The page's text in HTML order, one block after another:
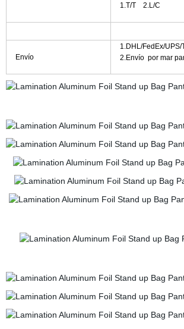
1.T/T 2.L/C
Envío
1.DHL/FedEx/
2.Envío por mar